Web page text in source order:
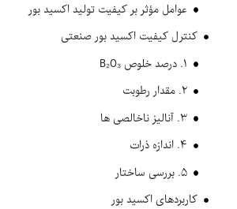
عوامل مؤثر بر کیفیت تولید اکسید بور
کنترل کیفیت اکسید بور صنعتی
۱. درصد خلوص B₂O₃
۲. مقدار رطوبت
۳. آنالیز ناخالصی ها
۴. اندازه ذرات
۵. بررسی ساختار
کاربردهای اکسید بور